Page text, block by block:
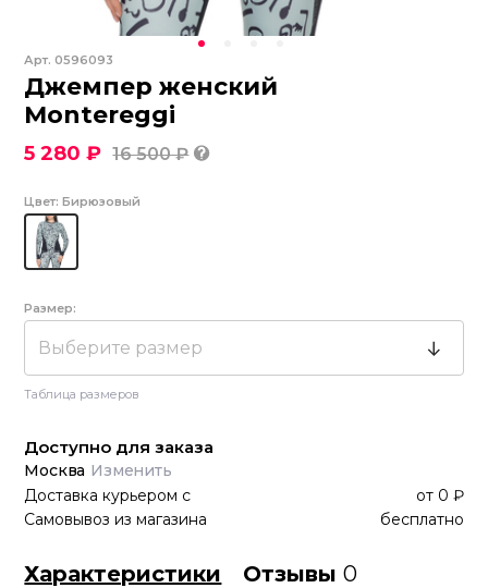
Арт.0596093
Джемпер женский
Montereggi
5 280 ₽ 16 500 ₽
Цвет: Бирюзовый
Размер:
Выберите размер
Таблица размеров
Доступно для заказа
Москва Изменить
Доставка курьером с от 0 ₽
Самовывоз из магазина
бесплатно
Характеристики Отзывы0